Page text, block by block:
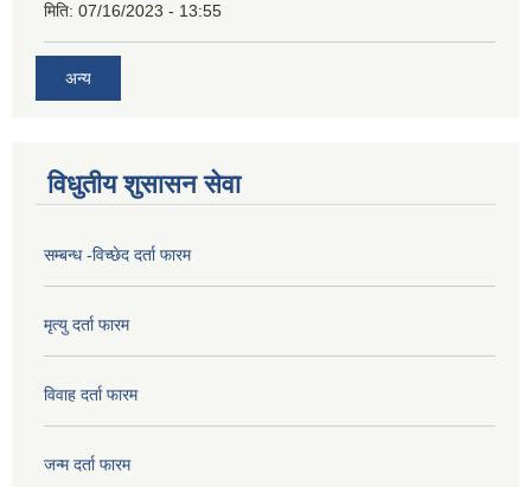
मिति: 07/16/2023 - 13:55
अन्य
विधुतीय शुसासन सेवा
सम्बन्ध -विच्छेद दर्ता फारम
मृत्यु दर्ता फारम
विवाह दर्ता फारम
जन्म दर्ता फारम